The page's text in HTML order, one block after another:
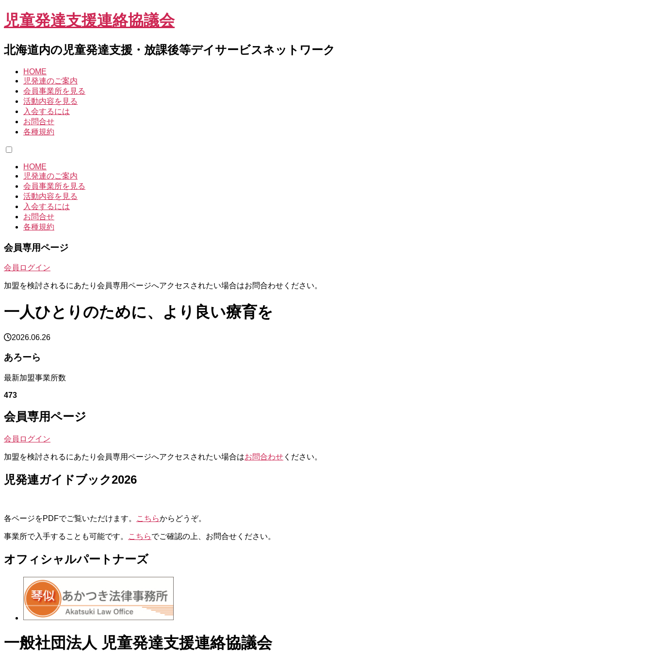
児童発達支援連絡協議会
北海道内の児童発達支援・放課後等デイサービスネットワーク
HOME
児発連のご案内
会員事業所を見る
活動内容を見る
入会するには
お問合せ
各種規約
HOME
児発連のご案内
会員事業所を見る
活動内容を見る
入会するには
お問合せ
各種規約
会員専用ページ
会員ログイン
加盟を検討されるにあたり会員専用ページへアクセスされたい場合はお問合わせください。
一人ひとりのために、より良い療育を
2026.06.26
あろーら
最新加盟事業所数
473
会員専用ページ
会員ログイン
加盟を検討されるにあたり会員専用ページへアクセスされたい場合はお問合わせ ください。
児発連ガイドブック2026
各ページをPDFでご覧いただけます。 こちらからどうぞ。
事業所で入手することも可能です。 こちらでご確認の上、お問合せください。
オフィシャルパートナーズ
一般社団法人 児童発達支援連絡協議会